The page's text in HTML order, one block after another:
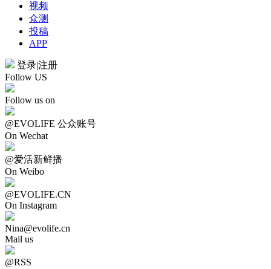
视频
众测
投稿
APP
登录|注册
Follow US
Follow us on
@EVOLIFE 公众账号
On Wechat
@爱活新鲜播
On Weibo
@EVOLIFE.CN
On Instagram
Nina@evolife.cn
Mail us
@RSS